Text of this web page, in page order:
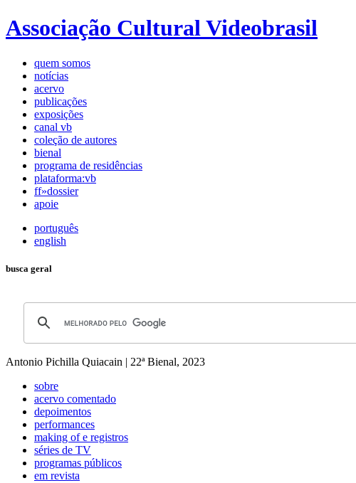
Associação Cultural Videobrasil
quem somos
notícias
acervo
publicações
exposições
canal vb
coleção de autores
bienal
programa de residências
plataforma:vb
ff»dossier
apoie
português
english
busca geral
Antonio Pichilla Quiacain | 22ª Bienal, 2023
sobre
acervo comentado
depoimentos
performances
making of e registros
séries de TV
programas públicos
em revista